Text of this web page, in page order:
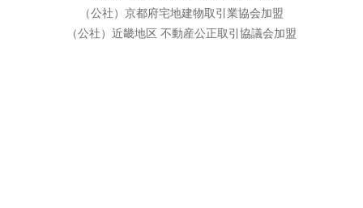
（公社）京都府宅地建物取引業協会加盟
（公社）近畿地区 不動産公正取引協議会加盟